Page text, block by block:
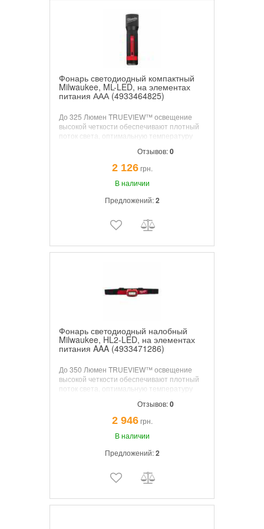
Фонарь светодиодный компактный
Milwaukee, ML-LED, на элементах
питания ААА (4933464825)
До 325 Люмен TRUEVIEW™ освещение
высокой четкости обеспечивают плотный
поток света, оптимальную температуру
объектов. Дистанция луча до 50 м.
Устойчивый к ударам и коррозии корпус из
авиационного алюминия. Класс защиты
IP67 от пыли и кратковременного
Отзывов:0
2 126грн.
В наличии
Предложений:2
Фонарь светодиодный налобный
Milwaukee, HL2-LED, на элементах
питания AAA (4933471286)
До 350 Люмен TRUEVIEW™ освещение
высокой четкости обеспечивают плотный
поток света, оптимальную температуру
объектов. Имеет 6 поворотных позиций
светового блока. 4 клипсы для крепления
на каске в комплекте. Оборудован моющим
потопопоглощающим ремешком из
голове целый день.
Отзывов:0
2 946грн.
В наличии
Предложений:2